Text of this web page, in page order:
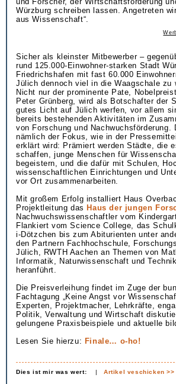
Würzburg schreiben lassen. Angetreten
aus Wissenschaft“.
Sicher als kleinster Mitbewerber –
rund 125.000-Einwohner-starken Stadt
Friedrichshafen mit fast 60.000
Jülich dennoch viel in die Waagschale zu
Nicht nur der prominente Pate,
Peter Grünberg, wird als Botschafter der
gutes Licht auf Jülich werfen, vor allem
bereits bestehenden Aktivitäten im
von Forschung und Nachwuchsförderung.
nämlich der Fokus, wie in der
erklärt wird: Prämiert werden Städte, die
schaffen, junge Menschen für
begeistern, und die dafür mit Schulen,
wissenschaftlichen Einrichtungen und
vor Ort zusammenarbeiten.
Mit großem Erfolg installiert Haus
Projektleitung das Haus der jungen
Nachwuchswissenschaftler vom
Flankiert vom Science College, das
i-Dötzchen bis zum Abiturienten unter
den Partnern Fachhochschule,
Jülich, RWTH Aachen an Themen von
Informatik, Naturwissenschaft und Technik
heranführt.
Die Preisverleihung findet im Zuge der
Fachtagung „Keine Angst vor
Experten, Projektmacher, Lehrkräfte,
Politik, Verwaltung und Wirtschaft
gelungene Praxisbeispiele und aktuelle
Lesen Sie hierzu: Finale… o-ho!
Dies ist mir was wert: |Artikel veschicken >>